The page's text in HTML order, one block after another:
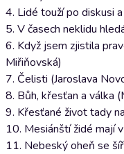
4. Lidé touží po diskusi
5. V časech neklidu
6. Když jsem zjistila
Miřiňovská)
7. Čelisti (Jaroslava
8. Bůh, křesťan a válka
9. Křesťané život tady
10. Mesiánští židé mají
11. Nebeský oheň se